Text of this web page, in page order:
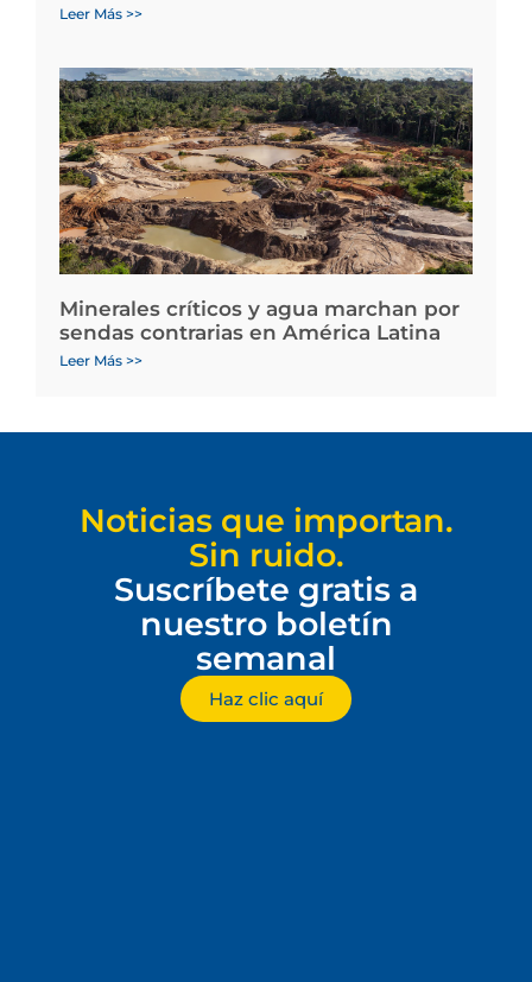
Leer Más >>
Minerales críticos y agua marchan por
sendas contrarias en América Latina
Leer Más >>
Noticias que importan.
Sin ruido.
Suscríbete gratis a
nuestro boletín
semanal
Haz clic aquí